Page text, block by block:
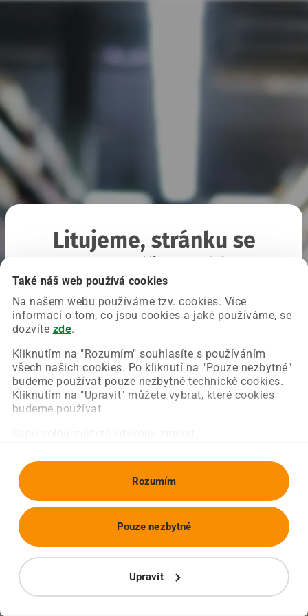
Také náš web používá cookies
Na našem webu používáme tzv. cookies. Více
informací o tom, co jsou cookies a jaké používáme, se
dozvíte zde.
Kliknutím na "Rozumím" souhlasíte s používáním
všech našich cookies. Po kliknutí na "Pouze nezbytné"
budeme používat pouze nezbytné technické cookies.
Kliknutím na "Upravit" můžete vybrat, které cookies
budeme používat.
Rozumím
Upravit
Pouze nezbytné
Litujeme, stránku se
Chyba nastala na naší straně a už ji opravujeme.
Zkuste prosím znovu načíst požadovanou stránku.
Obnovit stránku Úvodní strana